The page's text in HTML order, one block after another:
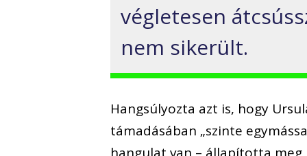
végletesen
nem sikerült.
Hangsúlyozta azt is, hogy
támadásában „szinte